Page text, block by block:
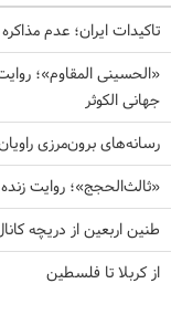
تاکیدات ایران؛ عدم
«الحسینی المقاوم»؛
جهانی الکوثر
رسانه‌های برون‌مرزی
«ثالث‌الحجج»؛ روایت
طنین اربعین از دریچه
از کربلا تا فلسطین